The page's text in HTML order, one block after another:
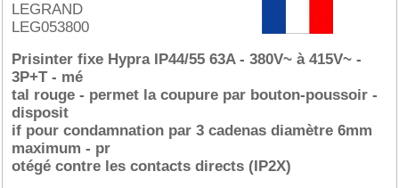
LEGRAND
LEG053800
Prisinter fixe Hypra IP44/55 63A - 380V~ à 415V~ -
3P+T - mé
tal rouge - permet la coupure par bouton-poussoir -
disposit
if pour condamnation par 3 cadenas diamètre 6mm
maximum - pr
otégé contre les contacts directs (IP2X)